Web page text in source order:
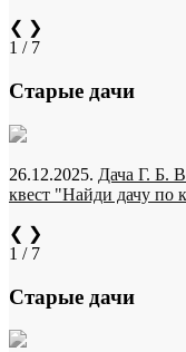
❮ ❯
1 / 7
Старые дачи
26.12.2025. Дача Г. Б.
квест "Найди дачу по
❮ ❯
1 / 7
Старые дачи